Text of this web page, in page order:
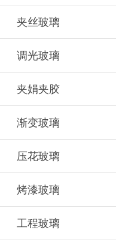
夹丝玻璃
调光玻璃
夹娟夹胶
渐变玻璃
压花玻璃
烤漆玻璃
工程玻璃